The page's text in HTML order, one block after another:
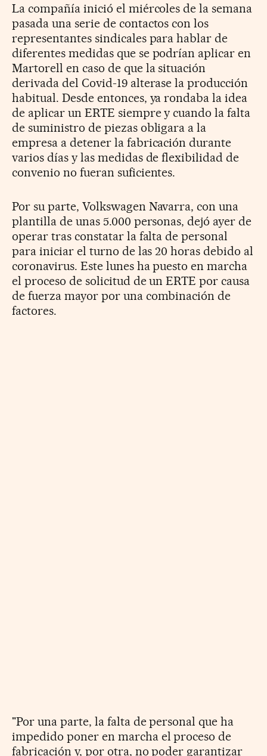
La compañía inició el miércoles de la semana
pasada una serie de contactos con los
representantes sindicales para hablar de
diferentes medidas que se podrían aplicar en
Martorell en caso de que la situación
derivada del Covid-19 alterase la producción
habitual. Desde entonces, ya rondaba la idea
de aplicar un ERTE siempre y cuando la falta
de suministro de piezas obligara a la
empresa a detener la fabricación durante
varios días y las medidas de flexibilidad de
convenio no fueran suficientes.
Por su parte, Volkswagen Navarra, con una
plantilla de unas 5.000 personas, dejó ayer de
operar tras constatar la falta de personal
para iniciar el turno de las 20 horas debido al
coronavirus. Este lunes ha puesto en marcha
el proceso de solicitud de un ERTE por causa
de fuerza mayor por una combinación de
factores.
"Por una parte, la falta de personal que ha
impedido poner en marcha el proceso de
fabricación y, por otra, no poder garantizar